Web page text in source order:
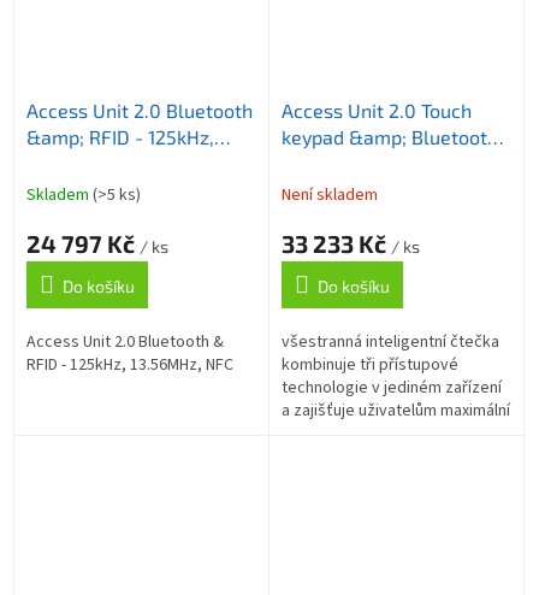
Access Unit 2.0 Bluetooth
&amp; RFID - 125kHz,
Skladem (>5 ks)
24 797 Kč / ks
Do košíku
Access Unit 2.0 Bluetooth &
RFID - 125kHz, 13.56MHz, NFC
Access Unit 2.0 Touch
keypad &amp; Bluetooth
secured 13.56MHz,
Není skladem
33 233 Kč / ks
Do košíku
všestranná inteligentní čtečka
kombinuje tři přístupové
technologie v jediném zařízení
a zajišťuje uživatelům maximální